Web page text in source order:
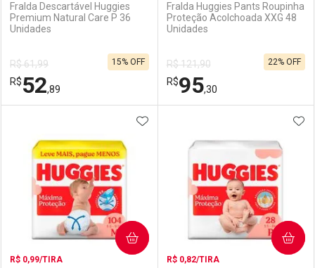
Comprar sem Desconto
Por R$ 92,90/cada
Comprar sem Desconto
Por R$ 92,90/cada
Comprar sem Desconto
Por R$ 92,90/cada
Comprar sem Desconto
Por R$ 92,90/cada
Fralda Descartável Huggies
Premium Natural Care P 36
Unidades
R$ 61,99
R$52,89
15% OFF
Laboratório
Por Menos
Fralda Huggies Pants Roupinha
Proteção Acolchoada XXG 48
Unidades
R$ 121,90
R$95,30
22% OFF
Laboratório
Por Menos
R$ 0,99/TIRA
ADICIONAR AOS FAVORITOS
COMPRAR
R$ 0,82/TIRA
COMPRAR